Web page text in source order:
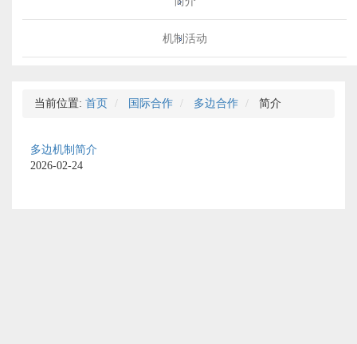
机制活动
当前位置: 首页 国际合作 多边合作 简介
多边机制简介
2026-02-24